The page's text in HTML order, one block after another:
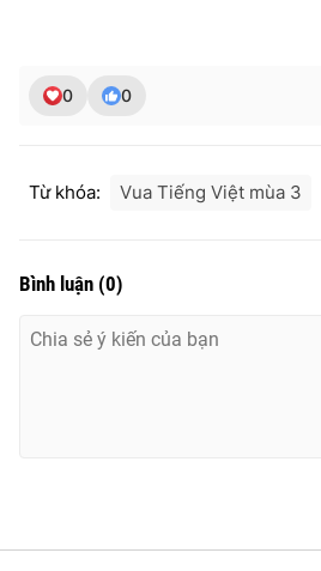
0 0
Từ khóa: Vua Tiếng Việt mùa 3
Bình luận (0)